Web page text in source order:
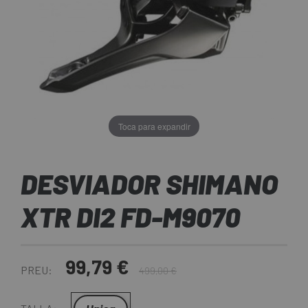
Toca para expandir
DESVIADOR SHIMANO
XTR DI2 FD-M9070
PREU: 99,79 € 499,00 €